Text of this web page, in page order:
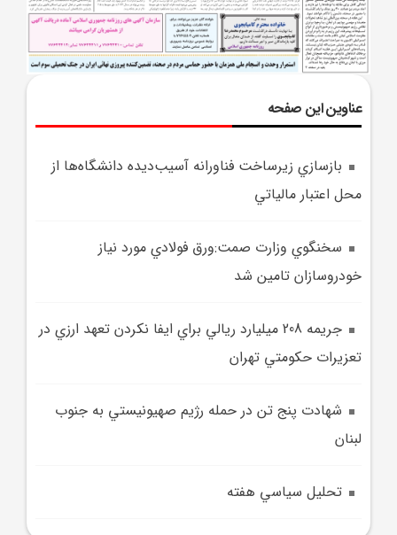
عناوین این صفحه
بازسازي زيرساخت فناورانه آسيب‌ديده دانشگاه‌ها از
محل اعتبار مالياتي
سخنگوي وزارت صمت:ورق فولادي مورد نياز
خودروسازان تامين شد
جريمه 208 ميليارد ريالي براي ايفا نکردن تعهد ارزي در
تعزيرات حکومتي تهران
شهادت پنج تن در حمله رژيم صهيونيستي به جنوب
لبنان
تحليل سياسي هفته